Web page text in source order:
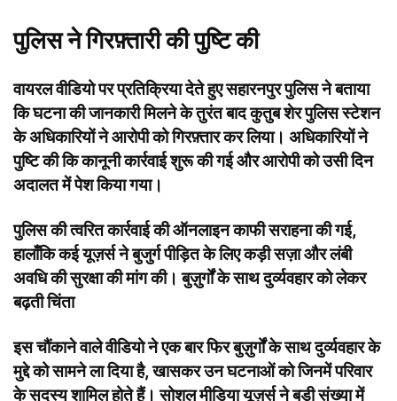
पुलिस ने गिरफ़्तारी की पुष्टि की
वायरल वीडियो पर प्रतिक्रिया देते हुए सहारनपुर पुलिस ने बताया
कि घटना की जानकारी मिलने के तुरंत बाद कुतुब शेर पुलिस स्टेशन
के अधिकारियों ने आरोपी को गिरफ़्तार कर लिया। अधिकारियों ने
पुष्टि की कि कानूनी कार्रवाई शुरू की गई और आरोपी को उसी दिन
अदालत में पेश किया गया।
पुलिस की त्वरित कार्रवाई की ऑनलाइन काफी सराहना की गई,
हालाँकि कई यूज़र्स ने बुजुर्ग पीड़ित के लिए कड़ी सज़ा और लंबी
अवधि की सुरक्षा की मांग की। बुज़ुर्गों के साथ दुर्व्यवहार को लेकर
बढ़ती चिंता
इस चौंकाने वाले वीडियो ने एक बार फिर बुज़ुर्गों के साथ दुर्व्यवहार के
मुद्दे को सामने ला दिया है, खासकर उन घटनाओं को जिनमें परिवार
के सदस्य शामिल होते हैं। सोशल मीडिया यूज़र्स ने बड़ी संख्या में